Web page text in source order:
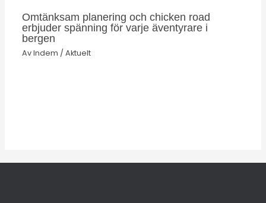
Omtänksam planering och chicken road
erbjuder spänning för varje äventyrare i
bergen
AvIndem /Aktuelt